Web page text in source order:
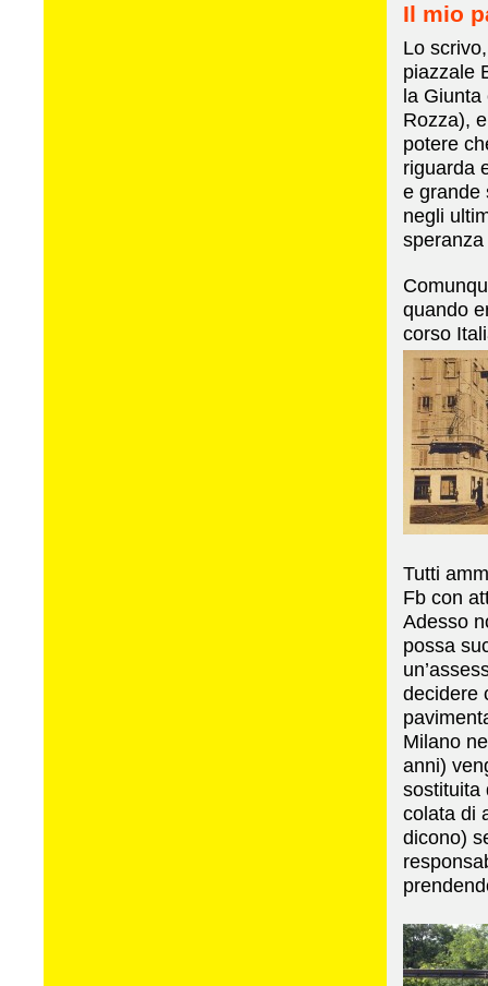
Il mio
Lo
piazzale
la Giunta
Rozza),
potere
riguarda
e grande
negli
quando
corso
Tutti
Fb con
Adesso
possa
decidere
Milano
anni)
sostituita
colata di
dicono)